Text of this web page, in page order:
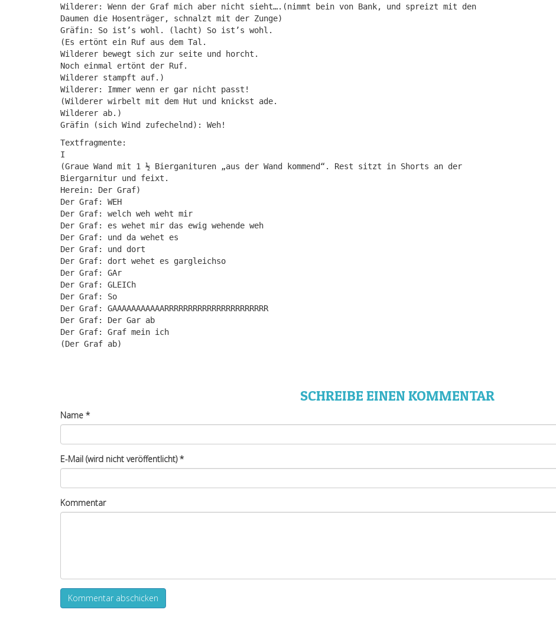
Wilderer: Wenn der Graf mich aber nicht sieht….(nimmt bein von Bank, und spreizt mit den
Daumen die Hosenträger, schnalzt mit der Zunge)
Gräfin: So ist’s wohl. (lacht) So ist’s wohl.
(Es ertönt ein Ruf aus dem Tal.
Wilderer bewegt sich zur seite und horcht.
Noch einmal ertönt der Ruf.
Wilderer stampft auf.)
Wilderer: Immer wenn er gar nicht passt!
(Wilderer wirbelt mit dem Hut und knickst ade.
Wilderer ab.)
Gräfin (sich Wind zufechelnd): Weh!
Textfragmente:
I
(Graue Wand mit 1 ½ Bierganituren „aus der Wand kommend“. Rest sitzt in Shorts an der
Biergarnitur und feixt.
Herein: Der Graf)
Der Graf: WEH
Der Graf: welch weh weht mir
Der Graf: es wehet mir das ewig wehende weh
Der Graf: und da wehet es
Der Graf: und dort
Der Graf: dort wehet es gargleichso
Der Graf: GAr
Der Graf: GLEICh
Der Graf: So
Der Graf: GAAAAAAAAAAARRRRRRRRRRRRRRRRRRRRRR
Der Graf: Der Gar ab
Der Graf: Graf mein ich
(Der Graf ab)
SCHREIBE EINEN KOMMENTAR
Name *
E-Mail (wird nicht veröffentlicht)*
Kommentar